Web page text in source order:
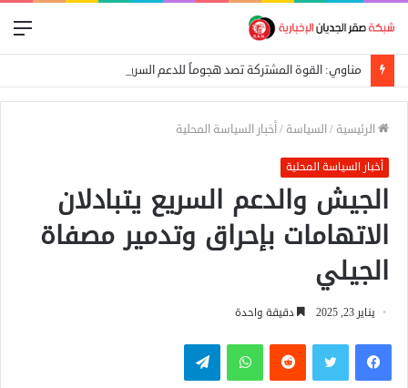
الرئيسية /السياسة /أخبار السياسة المحلية
أخبار السياسة المحلية
الجيش والدعم السريع يتبادلان
الاتهامات بإحراق وتدمير مصفاة
الجيلي
يناير 23, 2025 دقيقة واحدة
فيسبوكتويتر واتساب تيلقرام